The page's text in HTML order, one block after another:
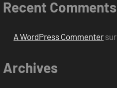
Recent Comments
A WordPress Commenter sur
Archives